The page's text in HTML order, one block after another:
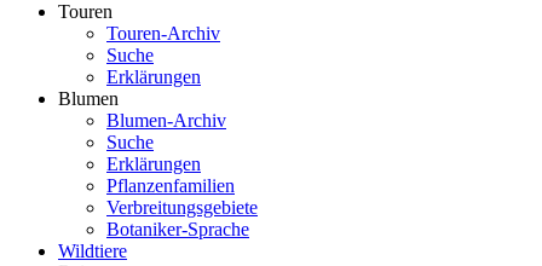
Touren
Touren-Archiv
Suche
Erklärungen
Blumen
Blumen-Archiv
Suche
Erklärungen
Pflanzenfamilien
Verbreitungsgebiete
Botaniker-Sprache
Wildtiere